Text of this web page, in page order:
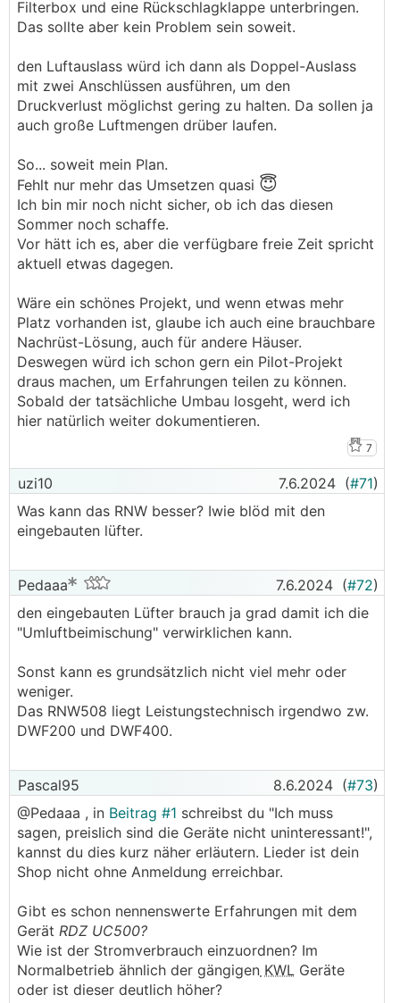
Filterbox und eine Rückschlagklappe unterbringen.
Das sollte aber kein Problem sein soweit.
den Luftauslass würd ich dann als Doppel-Auslass
mit zwei Anschlüssen ausführen, um den
Druckverlust möglichst gering zu halten. Da sollen ja
auch große Luftmengen drüber laufen.
So... soweit mein Plan.
Fehlt nur mehr das Umsetzen quasi 😇
Ich bin mir noch nicht sicher, ob ich das diesen
Sommer noch schaffe.
Vor hätt ich es, aber die verfügbare freie Zeit spricht
aktuell etwas dagegen.
Wäre ein schönes Projekt, und wenn etwas mehr
Platz vorhanden ist, glaube ich auch eine brauchbare
Nachrüst-Lösung, auch für andere Häuser.
Deswegen würd ich schon gern ein Pilot-Projekt
draus machen, um Erfahrungen teilen zu können.
Sobald der tatsächliche Umbau losgeht, werd ich
hier natürlich weiter dokumentieren.
7
uzi10 7.6.2024 (#71)
Was kann das RNW besser? Iwie blöd mit den
eingebauten lüfter.
Pedaaa 7.6.2024 (#72)
den eingebauten Lüfter brauch ja grad damit ich die
"Umluftbeimischung" verwirklichen kann.
Sonst kann es grundsätzlich nicht viel mehr oder
weniger.
Das RNW508 liegt Leistungstechnisch irgendwo zw.
DWF200 und DWF400.
Pascal95 8.6.2024 (#73)
@Pedaaa , in Beitrag #1 schreibst du "Ich muss
sagen, preislich sind die Geräte nicht uninteressant!",
kannst du dies kurz näher erläutern. Lieder ist dein
Shop nicht ohne Anmeldung erreichbar.
Gibt es schon nennenswerte Erfahrungen mit dem
Gerät RDZ UC500?
Wie ist der Stromverbrauch einzuordnen? Im
Normalbetrieb ähnlich der gängigen KWL Geräte
oder ist dieser deutlich höher?